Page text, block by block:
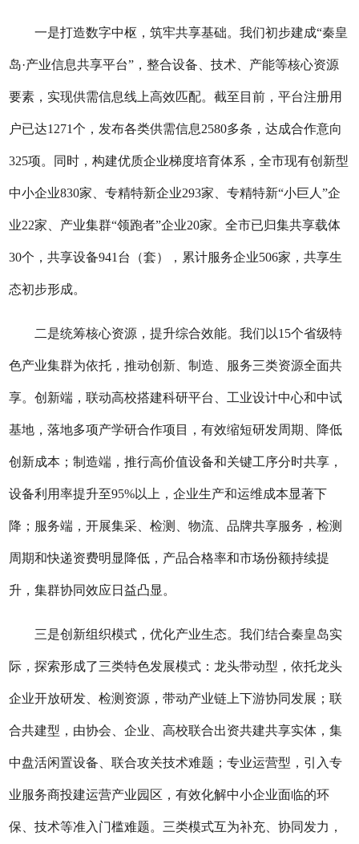
一是打造数字中枢，筑牢共享基础。我们初步建成“秦皇
岛·产业信息共享平台”，整合设备、技术、产能等核心资源
要素，实现供需信息线上高效匹配。截至目前，平台注册用
户已达1271个，发布各类供需信息2580多条，达成合作意向
325项。同时，构建优质企业梯度培育体系，全市现有创新型
中小企业830家、专精特新企业293家、专精特新“小巨人”企
业22家、产业集群“领跑者”企业20家。全市已归集共享载体
30个，共享设备941台（套），累计服务企业506家，共享生
态初步形成。
二是统筹核心资源，提升综合效能。我们 以15个省级特
色产业集群为依托，推动创新、制造、服务三类资源全面共
享。创新端，联动高校搭建科研平台、工业设计中心和中试
基地，落地多项产学研合作项目，有效缩短研发周期、降低
创新成本；制造端，推行高价值设备和关键工序分时共享，
设备利用率提升至95%以上，企业生产和运维成本显著下
降； 服务端，开展集采、检测、物流、品牌共享服务，检测
周期和快递资费明显降低，产品合格率和市场份额持续提
升，集群协同效应日益凸显。
三是创新组织模式，优化产业生态。我们结合秦皇岛实
际，探索形成了三类特色发展模式：龙头带动型，依托龙头
企业开放研发、检测资源，带动产业链上下游协同发展；联
合共建型， 由协会、企业、高校联合出资共建共享实体，集
中盘活闲置设备、联合攻关技术难题；专业运营型， 引入专
业服务商投建运营产业园区，有效化解中小企业面临的环
保、技术等准入门槛难题。三类模式互为补充、协同发力，